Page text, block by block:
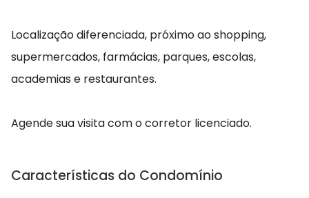
Localização diferenciada, próximo ao shopping,
supermercados, farmácias, parques, escolas,
academias e restaurantes.
Agende sua visita com o corretor licenciado.
Características do Condomínio